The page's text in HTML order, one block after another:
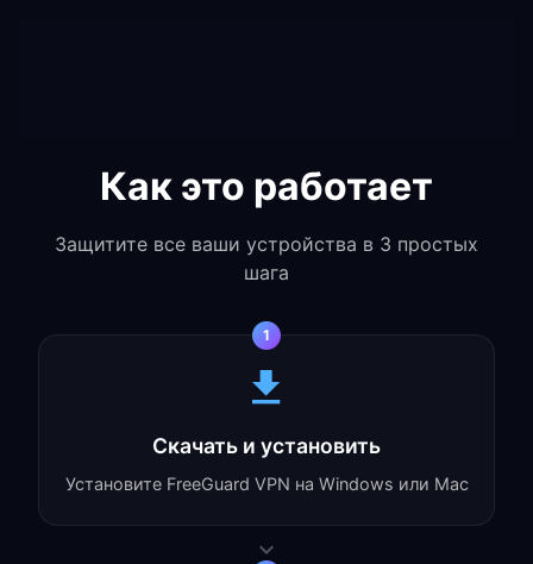
Как это работает
Защитите все ваши устройства в 3 простых
шага
1
Скачать и установить
Установите FreeGuard VPN на Windows или Mac